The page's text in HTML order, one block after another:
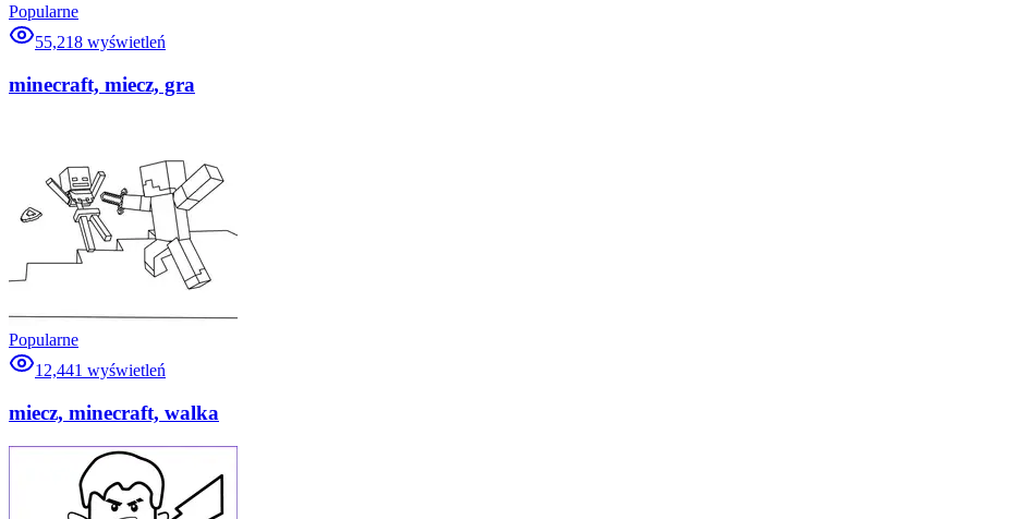
Popularne
55,218 wyświetleń
minecraft, miecz, gra
Popularne
12,441 wyświetleń
miecz, minecraft, walka